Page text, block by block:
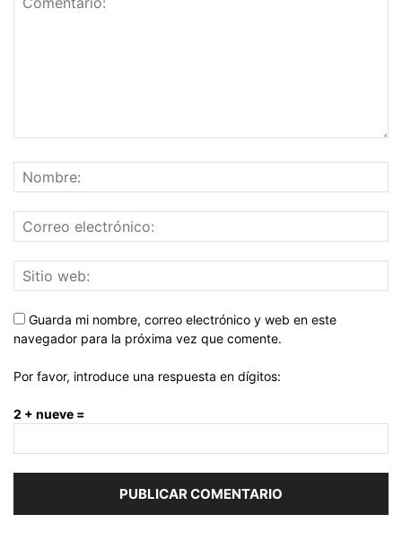
Guarda mi nombre, correo electrónico y web en este
navegador para la próxima vez que comente.
Por favor, introduce una respuesta en dígitos:
2 + nueve =